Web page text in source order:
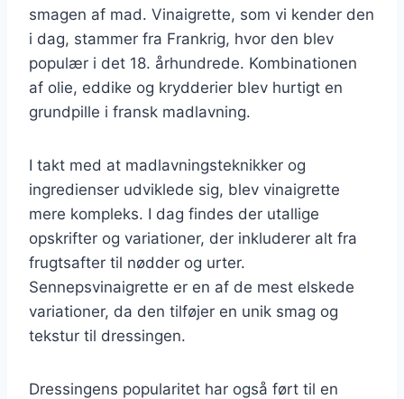
smagen af mad. Vinaigrette, som vi kender den
i dag, stammer fra Frankrig, hvor den blev
populær i det 18. århundrede. Kombinationen
af olie, eddike og krydderier blev hurtigt en
grundpille i fransk madlavning.
I takt med at madlavningsteknikker og
ingredienser udviklede sig, blev vinaigrette
mere kompleks. I dag findes der utallige
opskrifter og variationer, der inkluderer alt fra
frugtsafter til nødder og urter.
Sennepsvinaigrette er en af de mest elskede
variationer, da den tilføjer en unik smag og
tekstur til dressingen.
Dressingens popularitet har også ført til en